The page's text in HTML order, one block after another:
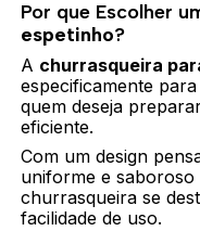
Por que Escolher
espetinho?
A churrasqueira
especificamente
quem deseja
eficiente.
Com um design
uniforme e saboroso
churrasqueira se
facilidade de uso.